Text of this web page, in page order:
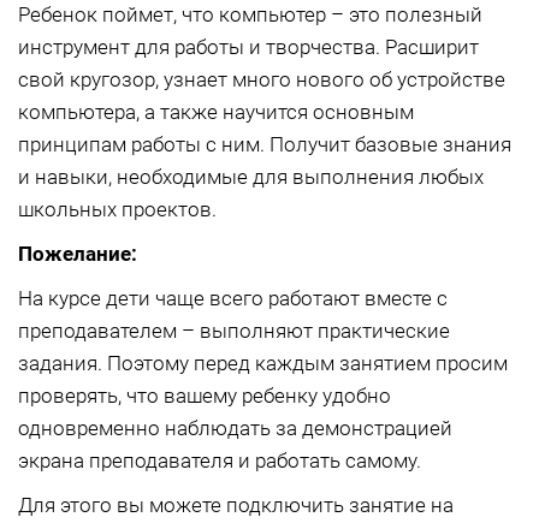
Ребенок поймет, что компьютер – это полезный
инструмент для работы и творчества. Расширит
свой кругозор, узнает много нового об устройстве
компьютера, а также научится основным
принципам работы с ним. Получит базовые знания
и навыки, необходимые для выполнения любых
школьных проектов.
Пожелание:
На курсе дети чаще всего работают вместе с
преподавателем – выполняют практические
задания. Поэтому перед каждым занятием просим
проверять, что вашему ребенку удобно
одновременно наблюдать за демонстрацией
экрана преподавателя и работать самому.
Для этого вы можете подключить занятие на